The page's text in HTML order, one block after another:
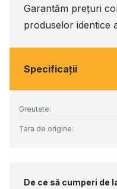
Garantăm prețuri
produselor identice
Specificaţii
Greutate:
Țara de origine:
De ce să cumperi de